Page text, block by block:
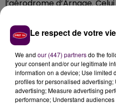
l’aérodrome d’Arnage.
Mamour dans la série
patron de l’écurie
engage la voiture numéro
amateur.
Just made it ! On plane
— Patrick Dempsey
Le respect de votre
We and our (447) partnersdo the
your consent and/or our legitimate
information on a device; Use limited
profiles for personalised
advertising; Measure advertising
performance; Understand